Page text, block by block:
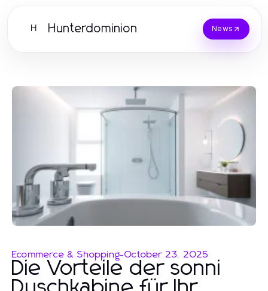
H Hunterdominion News
Ecommerce & Shopping-October 23, 2025
Die Vorteile der sonni